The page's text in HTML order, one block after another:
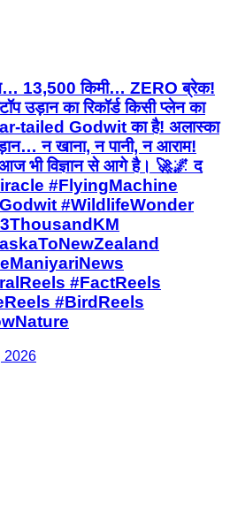
13,500 किमी… ZERO ब्रेक!
उड़ान का रिकॉर्ड किसी प्लेन का
tailed Godwit का है! अलास्का
न खाना, न पानी, न आराम!
भी विज्ञान से आगे है। 🚀🌌 द
#FlyingMachine
#WildlifeWonder
#FactReels
#BirdReels
2026